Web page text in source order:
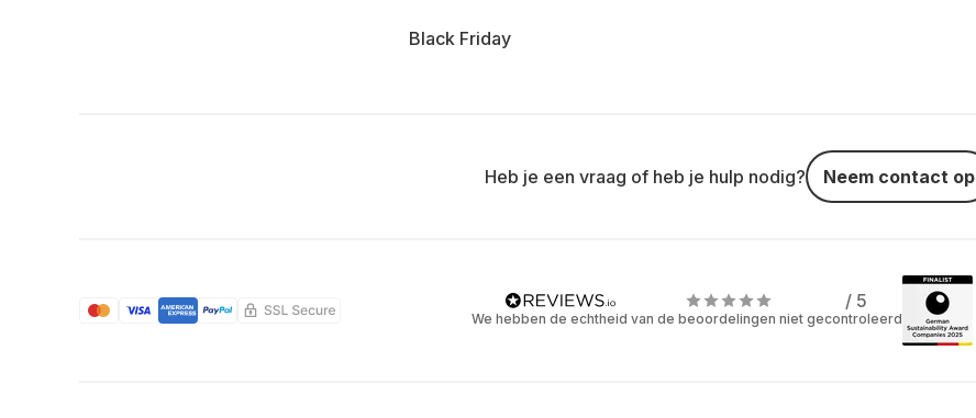
Black Friday
Heb je een vraag of heb je hulp nodig? Neem contact op
/ 5
We hebben de echtheid van de beoordelingen niet gecontroleerd